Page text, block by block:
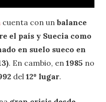
cuenta con un balance
el país y Suecia como
en suelo sueco en
. En cambio, en 1985 no
del 12º lugar.